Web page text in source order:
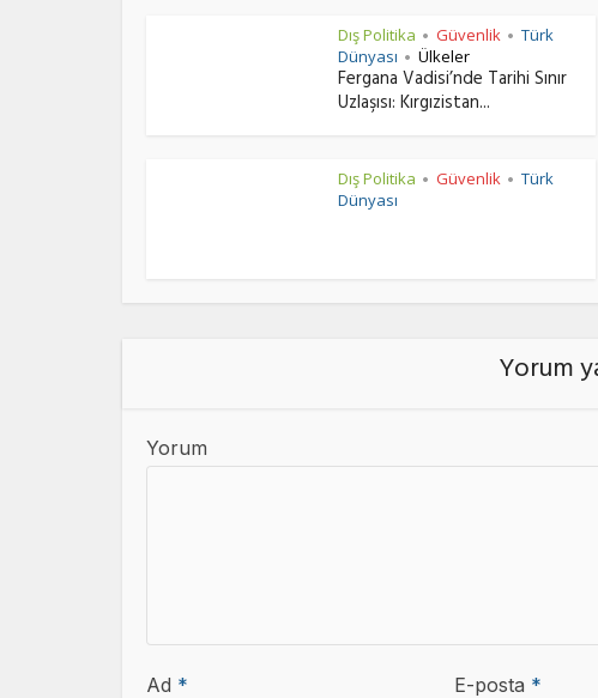
Dış Politika • Güvenlik • Türk
Dünyası • Ülkeler
Fergana Vadisi’nde Tarihi Sınır
Uzlaşısı: Kırgızistan...
Dış Politika • Güvenlik • Türk
Dünyası
Yorum
Yorum
Ad * E-posta *